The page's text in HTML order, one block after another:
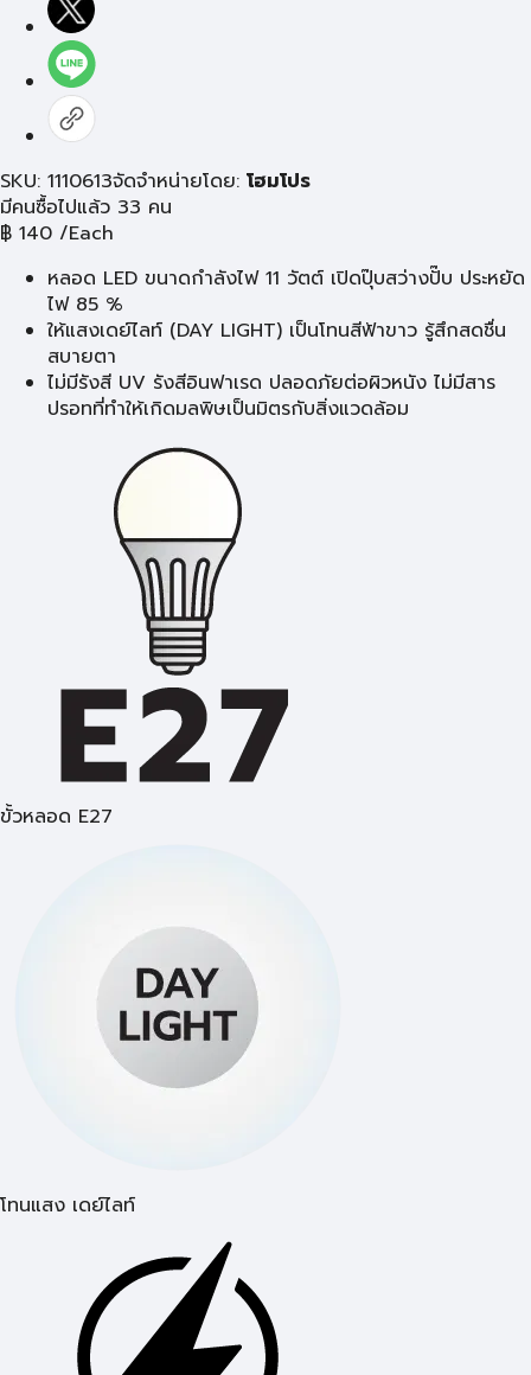
SKU: 1110613จัดจำหน่ายโดย: โฮมโปร
มีคนซื้อไปแล้ว 33 คน
฿ 140 /Each
หลอด LED ขนาดกำลังไฟ 11 วัตต์ เปิดปุ๊บสว่างปั๊บ ประหยัด
ไฟ 85 %
ให้แสงเดย์ไลท์ (DAY LIGHT) เป็นโทนสีฟ้าขาว รู้สึกสดชื่น
สบายตา
ไม่มีรังสี UV รังสีอินฟาเรด ปลอดภัยต่อผิวหนัง ไม่มีสาร
ปรอทที่ทำให้เกิดมลพิษเป็นมิตรกับสิ่งแวดล้อม
ขั้วหลอด E27
โทนแสง เดย์ไลท์